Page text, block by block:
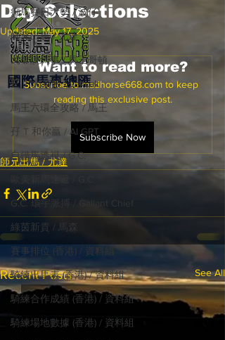
國際​馬事總匯
癲馬賽日大勢 / 波仔
師兄出馬 / 尤達
戈登說馬事 / 馬王哥頓
三 T 大茶飯 / LakLak
馬王六環全攻略 / 馬王
孖 T 和你贏 / AI GPT
自購馬透視 / G.C.
G.C. 環宇脈搏 / Gallant Chief
綠茵新貴 / 馬森
賽事排位 (香港) / 資料組
騎練出馬表 (香港) / 資料組
騎練合作成績 (香港) / 資料組
騎練場地數據 (香港) / 資料組
Day Selections
Updated:May 17, 2025
Want to read more?
Subscribe to madhorse668.com to keep
reading this exclusive post.
Subscribe Now
師兄出馬 / 尤達
Recent Posts See All